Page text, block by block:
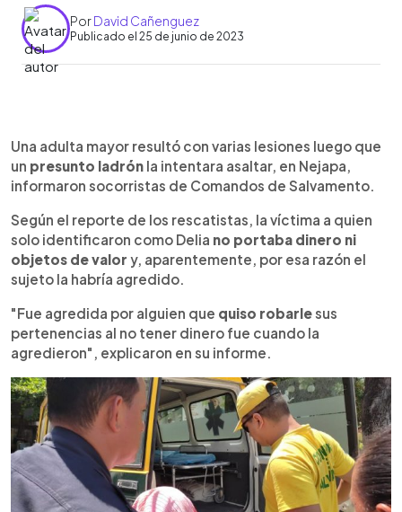
PorDavid Cañenguez
Publicado el 25 de junio de 2023
► Escuchar artículo
Una adulta mayor resultó con varias lesiones luego que
un presunto ladrón la intentara asaltar, en Nejapa,
informaron socorristas de Comandos de Salvamento.
Según el reporte de los rescatistas, la víctima a quien
solo identificaron como Delia no portaba dinero ni
objetos de valor y, aparentemente, por esa razón el
sujeto la habría agredido.
"Fue agredida por alguien que quiso robarlesus
pertenencias al no tener dinero fue cuando la
agredieron", explicaron en su informe.